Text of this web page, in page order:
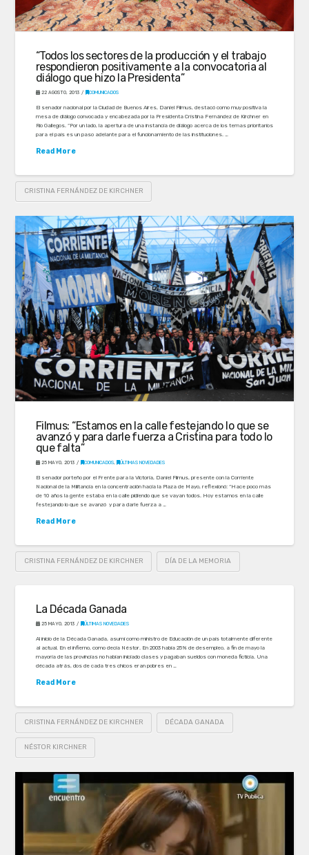
“Todos los sectores de la producción y el trabajo
respondieron positivamente a la convocatoria al
diálogo que hizo la Presidenta”
22 AGOSTO, 2013 COMUNICADOS
El senador nacional por la Ciudad de Buenos Aires, Daniel Filmus, destacó como muy positiva la
mesa de diálogo convocada y encabezada por la Presidenta Cristina Fernández de Kirchner en
Río Gallegos. “Por un lado, la apertura de una instancia de diálogo acerca de los temas prioritarios
para el país es un paso adelante para el funcionamiento de las instituciones. …
Read More
CRISTINA FERNÁNDEZ DE KIRCHNER
Filmus: “Estamos en la calle festejando lo que se
avanzó y para darle fuerza a Cristina para todo lo
que falta”
25 MAYO, 2013 COMUNICADOS, ÚLTIMAS NOVEDADES
El senador porteño por el Frente para la Victoria, Daniel Filmus, presente con la Corriente
Nacional de la Militancia en la concentración hacia la Plaza de Mayo, reflexionó: “Hace poco más
de 10 años la gente estaba en la calle pidiendo que se vayan todos. Hoy estamos en la calle
festejando lo que se avanzó y para darle fuerza a …
Read More
CRISTINA FERNÁNDEZ DE KIRCHNER DÍA DE LA MEMORIA
La Década Ganada
25 MAYO, 2013 ÚLTIMAS NOVEDADES
Al inicio de la Década Ganada, asumí como ministro de Educación de un país totalmente diferente
al actual. En el infierno, como decía Néstor. En 2003 había 25% de desempleo, a fin de mayo la
mayoría de las provincias no habían iniciado clases y pagaban sueldos con moneda ficticia. Una
década atrás, dos de cada tres chicos eran pobres en …
Read More
CRISTINA FERNÁNDEZ DE KIRCHNER DÉCADA GANADA
NÉSTOR KIRCHNER